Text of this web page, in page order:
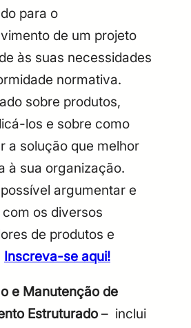
para o
de um projeto
às suas necessidades
normativa.
sobre produtos,
los e sobre como
a solução que melhor
à sua organização.
argumentar e
os diversos
de produtos e
Inscreva-se aqui!
e Manutenção de
Estruturado – inclui